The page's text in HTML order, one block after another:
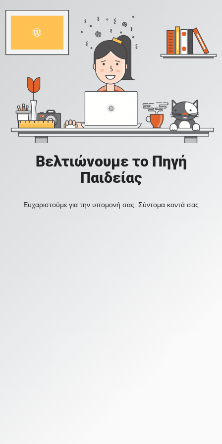
Βελτιώνουμε το Πηγή
Παιδείας
Ευχαριστούμε για την υπομονή σας. Σύντομα κοντά σας